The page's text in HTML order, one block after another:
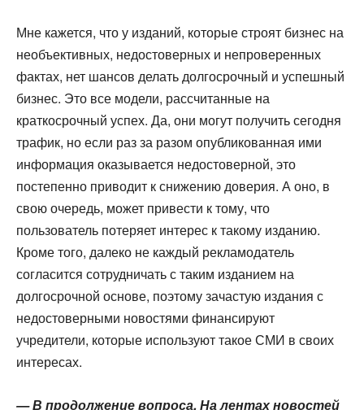
Мне кажется, что у изданий, которые строят бизнес на
необъективных, недостоверных и непроверенных
фактах, нет шансов делать долгосрочный и успешный
бизнес. Это все модели, рассчитанные на
краткосрочный успех. Да, они могут получить сегодня
трафик, но если раз за разом опубликованная ими
информация оказывается недостоверной, это
постепенно приводит к снижению доверия. А оно, в
свою очередь, может привести к тому, что
пользователь потеряет интерес к такому изданию.
Кроме того, далеко не каждый рекламодатель
согласится сотрудничать с таким изданием на
долгосрочной основе, поэтому зачастую издания с
недостоверными новостями финансируют
учредители, которые используют такое СМИ в своих
интересах.
— В продолжение вопроса. На лентах новостей